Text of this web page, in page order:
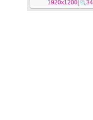
1920x1200